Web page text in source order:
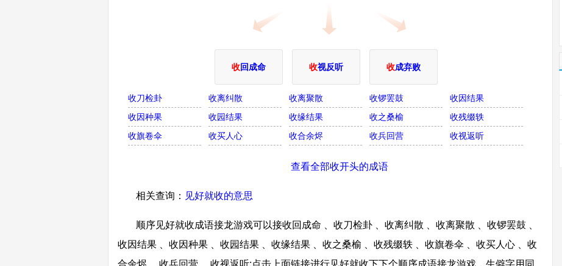
收回成命 收视反听 收成弃败
收刀检卦 收离纠散 收离聚散 收锣罢鼓
收因结果
收因种果
收园结果 收缘结果 收之桑榆
收残缀轶
收旗卷伞
收买人心 收合余烬 收兵回营 收视返听
查看全部收开头的成语
相关查询： 见好就收的意思
顺序见好就收成语接龙游戏可以接收回成命 、收刀检卦 、收离纠散 、收离聚散 、收锣罢鼓 、
收因结果 、收因种果 、收园结果 、收缘结果 、收之桑榆 、收残缀轶 、收旗卷伞 、收买人心 、收
合余烬 、收兵回营 、收视返听;点击上面链接进行见好就收下下个顺序成语接龙游戏，生僻字用同